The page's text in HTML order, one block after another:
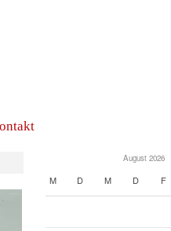
August 2026
M D M D F